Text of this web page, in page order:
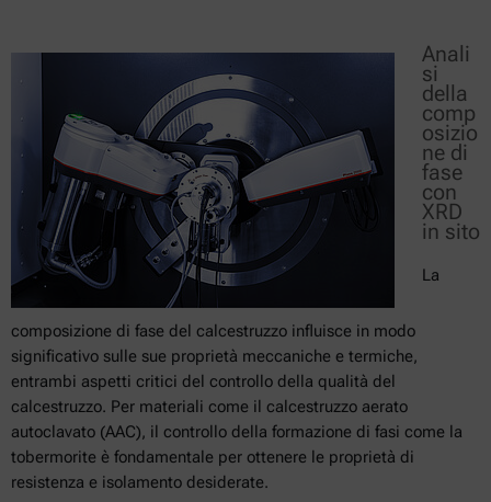
Anali
si
della
comp
osizio
ne di
fase
con
XRD
in sito
La
composizione di fase del calcestruzzo influisce in modo
significativo sulle sue proprietà meccaniche e termiche,
entrambi aspetti critici del controllo della qualità del
calcestruzzo. Per materiali come il calcestruzzo aerato
autoclavato (AAC), il controllo della formazione di fasi come la
tobermorite è fondamentale per ottenere le proprietà di
resistenza e isolamento desiderate.